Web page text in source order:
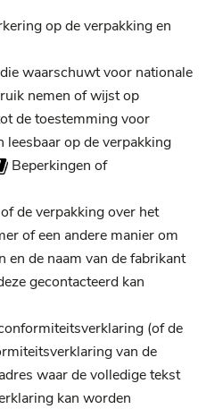
op de verpakking en
waarschuwt voor nationale
nemen of wijst op
de toestemming voor
op de verpakking
Beperkingen of
de verpakking over het
of een andere manier om
en de naam van de fabrikant
gecontacteerd kan
(of de
van de
waar de volledige tekst
kan worden